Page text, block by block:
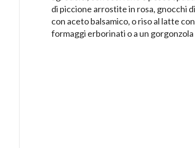
di piccione arrostite in rosa, gnocchi
con aceto balsamico, o riso al latte
formaggi erborinati o a un